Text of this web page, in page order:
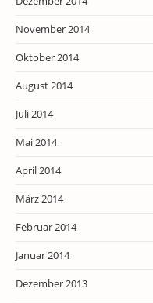
November 2014
Oktober 2014
August 2014
Juli 2014
Mai 2014
April 2014
März 2014
Februar 2014
Januar 2014
Dezember 2013